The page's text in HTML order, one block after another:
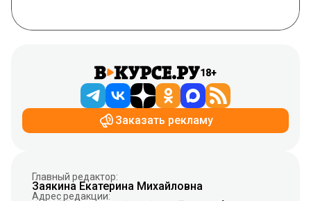
18+
Заказать рекламу
Главный редактор:
Заякина Екатерина Михайловна
Адрес редакции: